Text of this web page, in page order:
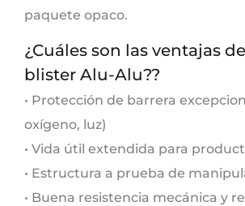
paquete opaco.
¿Cuáles son las ventajas
blister Alu-Alu??
• Protección de barrera
oxígeno, luz)
• Vida útil extendida para
• Estructura a prueba de
• Buena resistencia mecánica y